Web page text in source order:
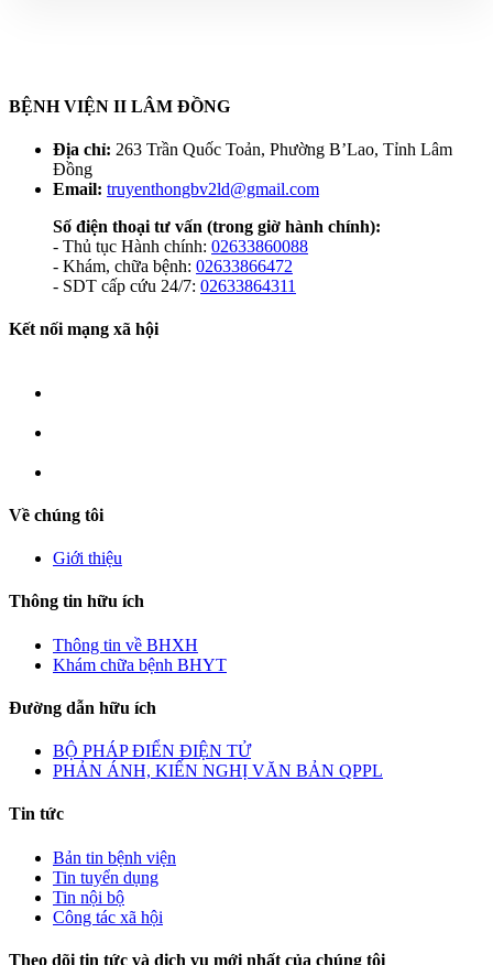
BỆNH VIỆN II LÂM ĐỒNG
Địa chỉ: 263 Trần Quốc Toản, Phường B’Lao, Tỉnh Lâm
Đồng
Email: truyenthongbv2ld@gmail.com
Số điện thoại tư vấn (trong giờ hành chính):
- Thủ tục Hành chính: 02633860088
- Khám, chữa bệnh: 02633866472
- SDT cấp cứu 24/7: 02633864311
Kết nối mạng xã hội
Về chúng tôi
Giới thiệu
Thông tin hữu ích
Thông tin về BHXH
Khám chữa bệnh BHYT
Đường dẫn hữu ích
BỘ PHÁP ĐIỂN ĐIỆN TỬ
PHẢN ÁNH, KIẾN NGHỊ VĂN BẢN QPPL
Tin tức
Bản tin bệnh viện
Tin tuyển dụng
Tin nội bộ
Công tác xã hội
Theo dõi tin tức và dịch vụ mới nhất của chúng tôi